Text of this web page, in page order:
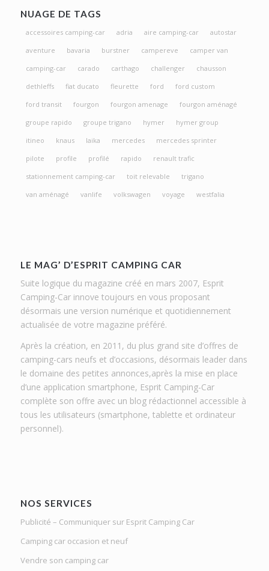
NUAGE DE TAGS
accessoires camping-car adria aire camping-car
autostar
aventure
bavaria burstner campereve
camper van
camping-car
carado carthago challenger
chausson
dethleffs
fiat ducato fleurette ford
ford custom
ford transit
fourgon fourgon amenage
fourgon aménagé
groupe rapido
groupe trigano hymer
hymer group
itineo
knaus laika mercedes
mercedes sprinter
pilote
profile profilé rapido
renault trafic
stationnement camping-car
toit relevable
trigano
van aménagé
vanlife volkswagen voyage westfalia
LE MAG’ D’ESPRIT CAMPING CAR
Suite logique du magazine créé en mars 2007, Esprit
Camping-Car innove toujours en vous proposant
désormais une version numérique et quotidiennement
actualisée de votre magazine préféré.
Après la création, en 2011, du plus grand site d’offres de
camping-cars neufs et d’occasions, désormais leader dans
le domaine des petites annonces,après la mise en place
d’une application smartphone, Esprit Camping-Car
complète son offre avec un blog rédactionnel accessible à
tous les utilisateurs (smartphone, tablette et ordinateur
personnel).
NOS SERVICES
Publicité – Communiquer sur Esprit Camping Car
Camping car occasion et neuf
Vendre son camping car